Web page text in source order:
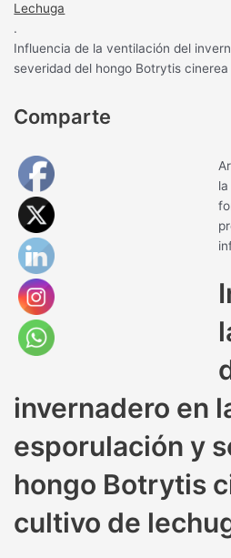
Lechuga
.
Influencia de la ventilación del
severidad del hongo Botrytis
Comparte
invernadero en
esporulación y
hongo Botrytis
cultivo de